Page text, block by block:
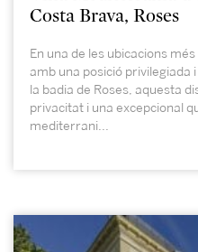
Costa Brava, Roses
En una de les ubicacions
amb una posició privilegiada
la badia de Roses, aquesta
privacitat i una excepcional
mediterrani...